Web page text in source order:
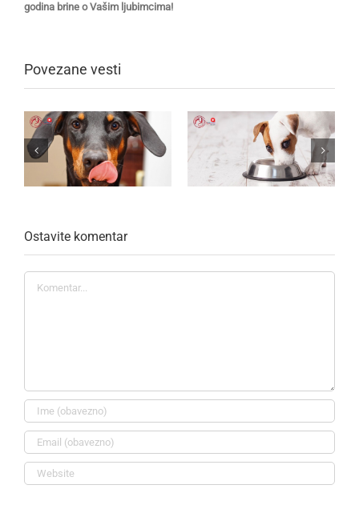
godina brine o Vašim ljubimcima!
Povezane vesti
Ostavite komentar